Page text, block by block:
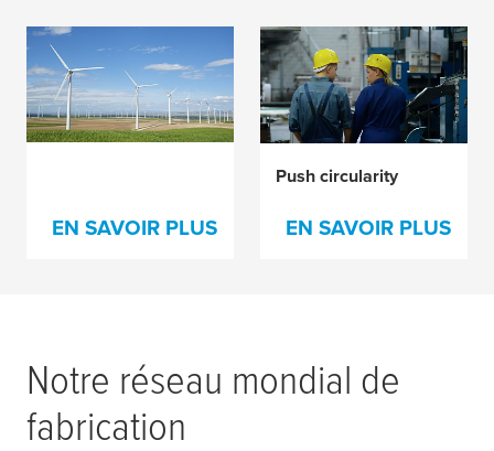
Reduce emissions
EN SAVOIR PLUS
Push circularity
EN SAVOIR PLUS
Notre réseau mondial de
fabrication